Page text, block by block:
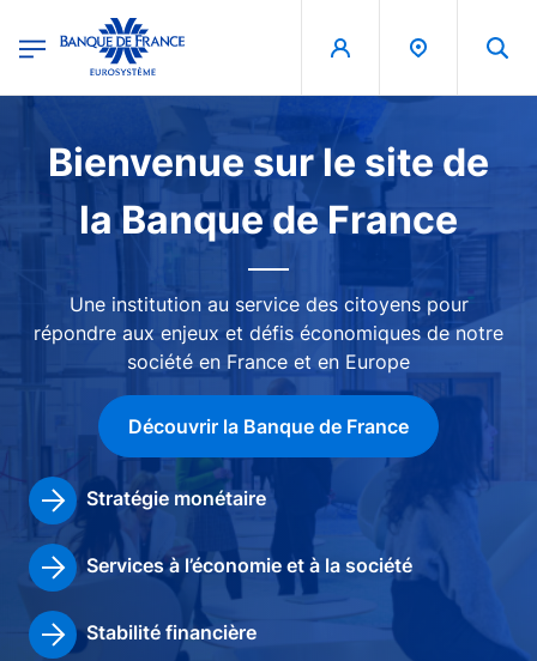
Banque de France - Menu Principal
Bienvenue sur le site de
la Banque de France
Une institution au service des citoyens pour
répondre aux enjeux et défis économiques de notre
société en France et en Europe
Découvrir la Banque de France
Stratégie monétaire
Services à l’économie et à la société
Stabilité financière